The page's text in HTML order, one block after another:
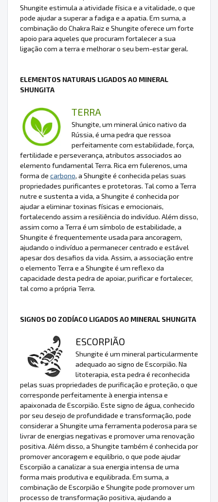
Shungite estimula a atividade física e a vitalidade, o que
pode ajudar a superar a fadiga e a apatia. Em suma, a
combinação do Chakra Raiz e Shungite oferece um forte
apoio para aqueles que procuram fortalecer a sua
ligação com a terra e melhorar o seu bem-estar geral.
ELEMENTOS NATURAIS LIGADOS AO MINERAL
SHUNGITA
TERRA
Shungite, um mineral único nativo da
Rússia, é uma pedra que ressoa
perfeitamente com estabilidade, força,
fertilidade e perseverança, atributos associados ao
elemento fundamental Terra. Rica em fulerenos, uma
forma de carbono, a Shungite é conhecida pelas suas
propriedades purificantes e protetoras. Tal como a Terra
nutre e sustenta a vida, a Shungite é conhecida por
ajudar a eliminar toxinas físicas e emocionais,
fortalecendo assim a resiliência do indivíduo. Além disso,
assim como a Terra é um símbolo de estabilidade, a
Shungite é frequentemente usada para ancoragem,
ajudando o indivíduo a permanecer centrado e estável
apesar dos desafios da vida. Assim, a associação entre
o elemento Terra e a Shungite é um reflexo da
capacidade desta pedra de apoiar, purificar e fortalecer,
tal como a própria Terra.
SIGNOS DO ZODÍACO LIGADOS AO MINERAL SHUNGITA
ESCORPIÃO
Shungite é um mineral particularmente
adequado ao signo de Escorpião. Na
litoterapia, esta pedra é reconhecida
pelas suas propriedades de purificação e proteção, o que
corresponde perfeitamente à energia intensa e
apaixonada de Escorpião. Este signo de água, conhecido
por seu desejo de profundidade e transformação, pode
considerar a Shungite uma ferramenta poderosa para se
livrar de energias negativas e promover uma renovação
positiva. Além disso, a Shungite também é conhecida por
promover ancoragem e equilíbrio, o que pode ajudar
Escorpião a canalizar a sua energia intensa de uma
forma mais produtiva e equilibrada. Em suma, a
combinação de Escorpião e Shungite pode promover um
processo de transformação positiva, ajudando a